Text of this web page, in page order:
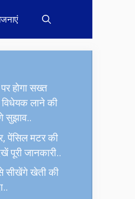
होगा सख्त
विधेयक लाने की
सुझाव..
पेंसिल मटर की
पूरी जानकारी..
सीखेंगे खेती की